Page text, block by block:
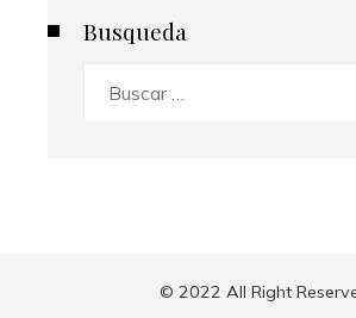
Busqueda
© 2022 All Right